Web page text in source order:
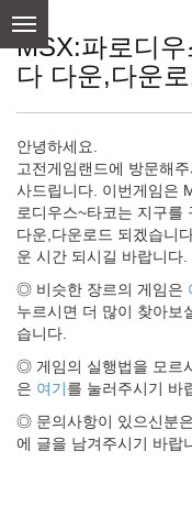
content
MSX:파로디
다 다운,다운
안녕하세요.
고전게임랜드에 방문해
사드립니다. 이번게임은
로디우스~타코는 지구를
다운,다운로드 되겠습니
운 시간 되시길 바랍니다.
◎ 비슷한 장르의 게임은
누르시면 더 많이 찾아보
습니다.
◎ 게임의 실행법을 모르
은 여기를 눌러주시기 바
◎ 문의사항이 있으신분
에 글을 남겨주시기 바랍